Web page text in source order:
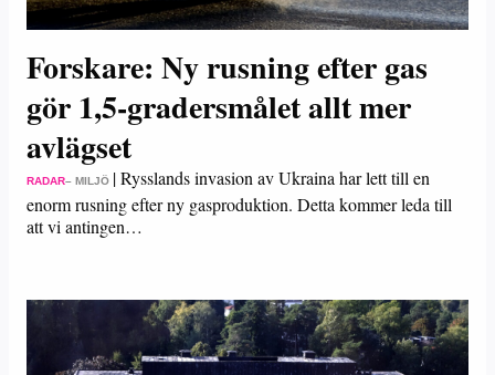
Forskare: Ny rusning efter gas
gör 1,5-gradersmålet allt mer
avlägset
RADAR– MILJÖ |Rysslands invasion av Ukraina har lett till en
enorm rusning efter ny gasproduktion. Detta kommer leda till
att vi antingen…